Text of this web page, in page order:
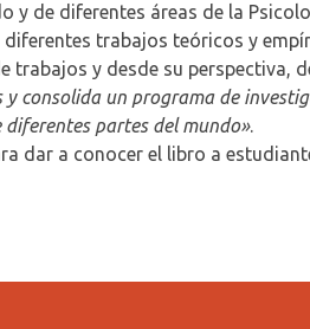
y de diferentes áreas de la
trabajos teóricos y
trabajos y desde su perspectiva,
consolida un programa de
partes del mundo».
dar a conocer el libro a